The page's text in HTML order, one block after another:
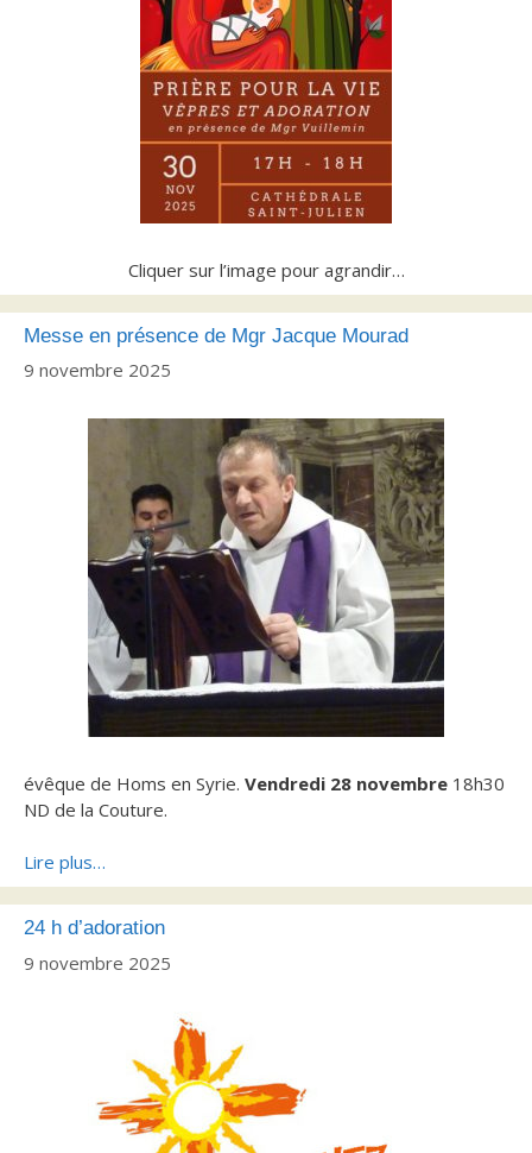
Cliquer sur l’image pour agrandir…
Messe en présence de Mgr Jacque Mourad
9 novembre 2025
évêque de Homs en Syrie. Vendredi 28 novembre 18h30
ND de la Couture.
Lire plus…
24 h d’adoration
9 novembre 2025